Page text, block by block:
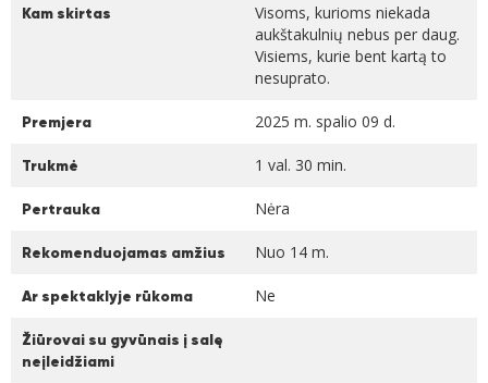
Kam skirtas
Visoms, kurioms niekada
aukštakulnių nebus per daug.
Visiems, kurie bent kartą to
nesuprato.
Premjera 2025 m. spalio 09 d.
Trukmė 1 val. 30 min.
Pertrauka Nėra
Rekomenduojamas amžius Nuo 14 m.
Ar spektaklyje rūkoma Ne
Žiūrovai su gyvūnais į salę
neįleidžiami